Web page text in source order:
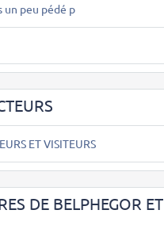
un peu pédé p
ET VISITEURS
DE BELPHEGOR ET